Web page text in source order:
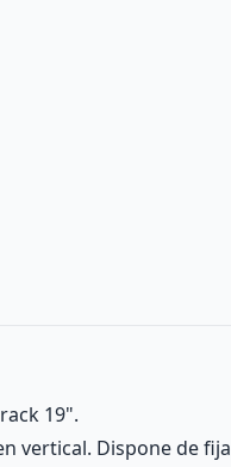
19".
vertical. Dispone de